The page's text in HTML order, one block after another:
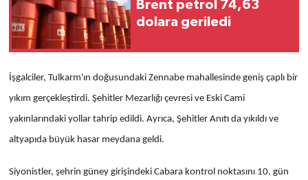
Brent petrol 74,63
dolara geriledi
İşgalciler, Tulkarm'ın doğusundaki Zennabe mahallesinde geniş çaplı bir
yıkım gerçekleştirdi. Şehitler Mezarlığı çevresi ve Eski Cami
yakınlarındaki yollar tahrip edildi. Ayrıca, Şehitler Anıtı da yıkıldı ve
altyapıda büyük hasar meydana geldi.
Siyonistler, şehrin güney girişindeki Cabara kontrol noktasını 10. gün